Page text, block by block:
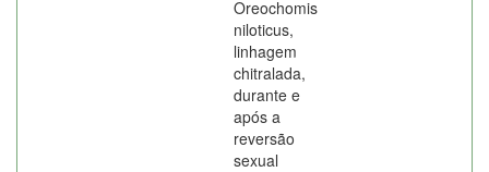
Oreochomis
niloticus,
linhagem
chitralada,
durante e
após a
reversão
sexual